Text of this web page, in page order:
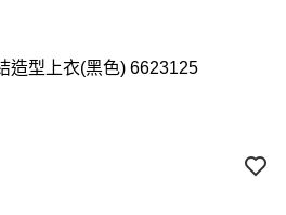
造型上衣(黑色) 6623125